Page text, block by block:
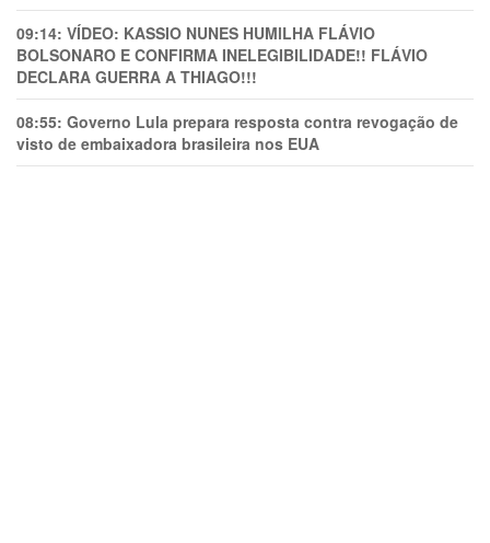
09:14: VÍDEO: KASSIO NUNES HUMlLHA FLÁVIO
BOLSONARO E CONFIRMA INELEGIBILIDADE!! FLÁVIO
DECLARA GUERRA A THIAGO!!!
08:55: Governo Lula prepara resposta contra revogação de
visto de embaixadora brasileira nos EUA